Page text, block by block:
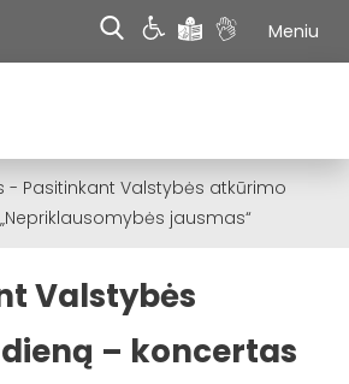
Meniu
- Pasitinkant Valstybės atkūrimo
jausmas“
Valstybės
– koncertas